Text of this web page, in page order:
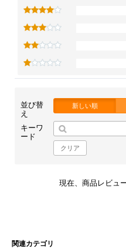
並び替
え
新しい順
キーワ
ード
クリア
現在、商品レビュ
関連カテゴリ